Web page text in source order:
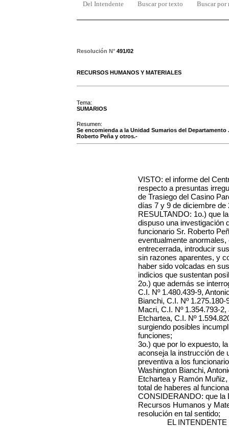
Del Intendente Buscar por texto Buscar por
Resolución N° 491/02
RECURSOS HUMANOS Y MATERIALES
Tema:
SUMARIOS
Resumen:
Se encomienda a la Unidad Sumarios del
Roberto Peña y otros.-
VISTO: el informe del
respecto a presuntas
de Trasiego del Casino
días 7 y 9 de diciembre de
RESULTANDO: 1o.) que
dispuso una investigación
funcionario Sr. Roberto
eventualmente
entrecerrada, introducir
sin razones aparentes, y
haber sido volcadas en
indicios que sustentan
2o.) que además se
C.I. Nº 1.480.439-9,
Bianchi, C.I. Nº
Macri, C.I. Nº 1.354.793-
Etchartea, C.I. Nº
surgiendo posibles
funciones;
3o.) que por lo expuesto,
aconseja la instrucción de
preventiva a los
Washington Bianchi,
Etchartea y Ramón
total de haberes al
CONSIDERANDO: que la
Recursos Humanos y
resolución en tal sentido;
EL